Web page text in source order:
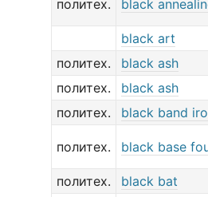
политех. black
black art
политех.
black ash
политех.
black ash
политех.
black band
политех. black base
политех.
black bat